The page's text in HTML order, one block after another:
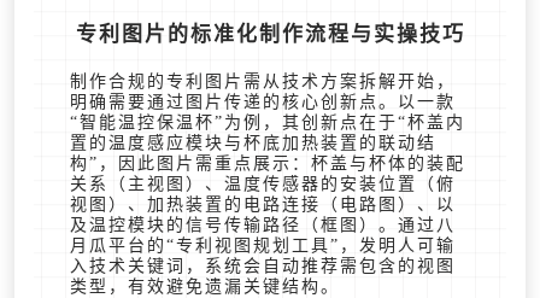
专利图片的标准化制作流程与实操技巧
制作合规的专利图片需从技术方案拆解开始，
明确需要通过图片传递的核心创新点。以一款
“智能温控保温杯”为例，其创新点在于“杯盖内
置的温度感应模块与杯底加热装置的联动结
构”，因此图片需重点展示：杯盖与杯体的装配
关系（主视图）、温度传感器的安装位置（俯
视图）、加热装置的电路连接（电路图）、以
及温控模块的信号传输路径（框图）。通过八
月瓜平台的“专利视图规划工具”，发明人可输
入技术关键词，系统会自动推荐需包含的视图
类型，有效避免遗漏关键结构。